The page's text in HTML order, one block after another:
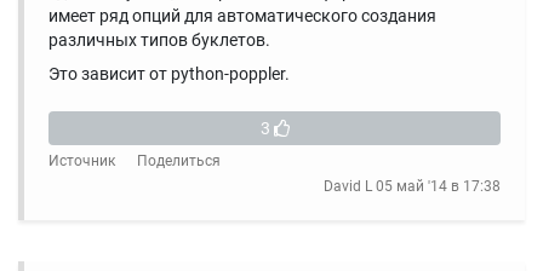
имеет ряд опций для автоматического создания
различных типов буклетов.
Это зависит от python-poppler.
3
Источник
Поделиться
David L 05 май '14 в 17:38